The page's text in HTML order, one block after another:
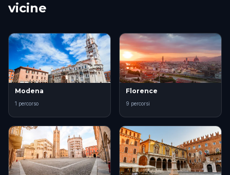
vicine
Modena
1 percorso
Florence
9 percorsi